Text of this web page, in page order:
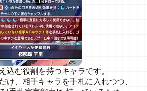
込む役割を持つキャラです。
け、相手キャラを手札に入れつつ、